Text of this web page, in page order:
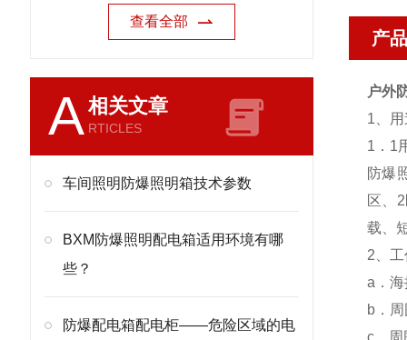
查看全部
A相关文章
RTICLES
车间照明防爆照明箱技术参数
BXM防爆照明配电箱适用环境有哪
些？
防爆配电箱配电柜——危险区域的电
产
户外
1、
1．1
防爆
区、
载、
2、
a．
b．
c．